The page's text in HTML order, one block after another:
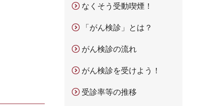
なくそう受動喫煙！
「がん検診」とは？
がん検診の流れ
がん検診を受けよう！
受診率等の推移